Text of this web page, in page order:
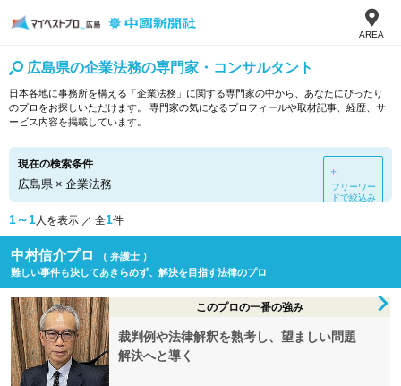
AREA
広島県の企業法務の専門家・コンサルタント
日本各地に事務所を構える「企業法務」に関する専門家の中から、あなたにぴったり
のプロをお探しいただけます。 専門家の気になるプロフィールや取材記事、経歴、サ
ービス内容を掲載しています。
現在の検索条件
広島県 × 企業法務
＋
フリーワー
ドで絞込み
1～1人を表示 ／ 全1件
中村信介プロ
（ 弁護士 ）
難しい事件も決してあきらめず、解決を目指す法律のプロ
このプロの一番の強み
裁判例や法律解釈を熟考し、望ましい問題
解決へと導く